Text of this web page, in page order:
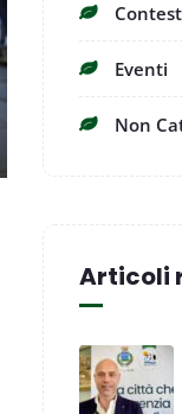
Contest
Eventi
Non
Articoli